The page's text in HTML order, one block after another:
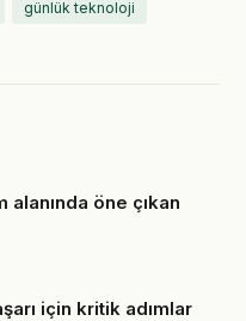
günlük teknoloji
alanında öne çıkan
için kritik adımlar